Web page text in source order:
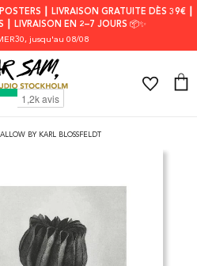
┃ LIVRAISON GRATUITE DÈS 39€ ┃
┃ LIVRAISON EN 2–7 JOURS 📦✨
, jusqu'au 08/08
BY KARL BLOSSFELDT